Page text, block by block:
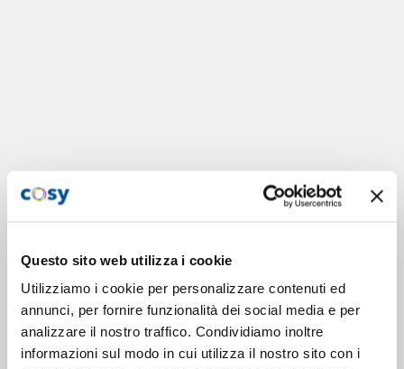
Questo sito web utilizza i cookie
Utilizziamo i cookie per personalizzare contenuti ed
annunci, per fornire funzionalità dei social media e per
analizzare il nostro traffico. Condividiamo inoltre
informazioni sul modo in cui utilizza il nostro sito con i